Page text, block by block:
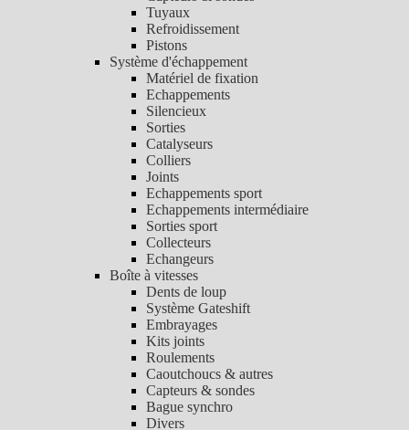
Tuyaux
Refroidissement
Pistons
Système d'échappement
Matériel de fixation
Echappements
Silencieux
Sorties
Catalyseurs
Colliers
Joints
Echappements sport
Echappements intermédiaire
Sorties sport
Collecteurs
Echangeurs
Boîte à vitesses
Dents de loup
Système Gateshift
Embrayages
Kits joints
Roulements
Caoutchoucs & autres
Capteurs & sondes
Bague synchro
Divers